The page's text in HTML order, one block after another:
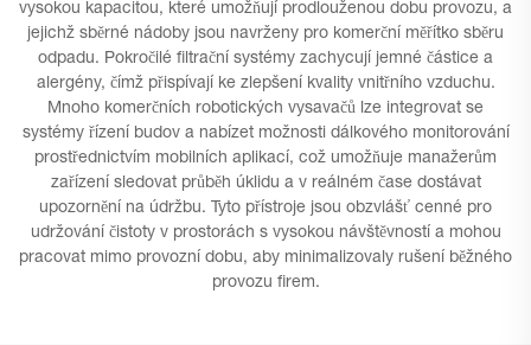
vysokou kapacitou, které umožňují prodlouženou dobu provozu, a
jejichž sběrné nádoby jsou navrženy pro komerční měřítko sběru
odpadu. Pokročilé filtrační systémy zachycují jemné částice a
alergény, čímž přispívají ke zlepšení kvality vnitřního vzduchu.
Mnoho komerčních robotických vysavačů lze integrovat se
systémy řízení budov a nabízet možnosti dálkového monitorování
prostřednictvím mobilních aplikací, což umožňuje manažerům
zařízení sledovat průběh úklidu a v reálném čase dostávat
upozornění na údržbu. Tyto přístroje jsou obzvlášť cenné pro
udržování čistoty v prostorách s vysokou návštěvností a mohou
pracovat mimo provozní dobu, aby minimalizovaly rušení běžného
provozu firem.